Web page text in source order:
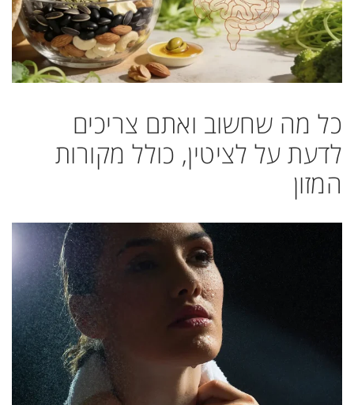
כל מה שחשוב ואתם צריכים
לדעת על לציטין, כולל מקורות
המזון